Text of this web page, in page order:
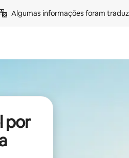
Algumas informações foram
por